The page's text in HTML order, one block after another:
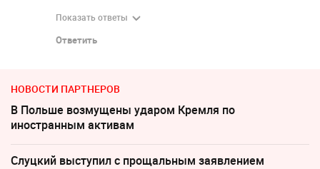
Показать ответы
Ответить
НОВОСТИ ПАРТНЕРОВ
В Польше возмущены ударом Кремля по
иностранным активам
Слуцкий выступил с прощальным заявлением